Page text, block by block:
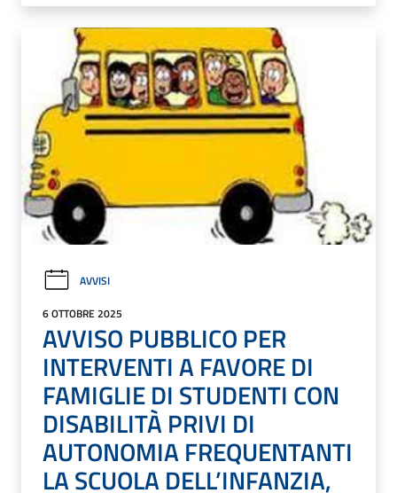
AVVISI
6 OTTOBRE 2025
AVVISO PUBBLICO PER
INTERVENTI A FAVORE DI
FAMIGLIE DI STUDENTI CON
DISABILITÀ PRIVI DI
AUTONOMIA FREQUENTANTI
LA SCUOLA DELL’INFANZIA,